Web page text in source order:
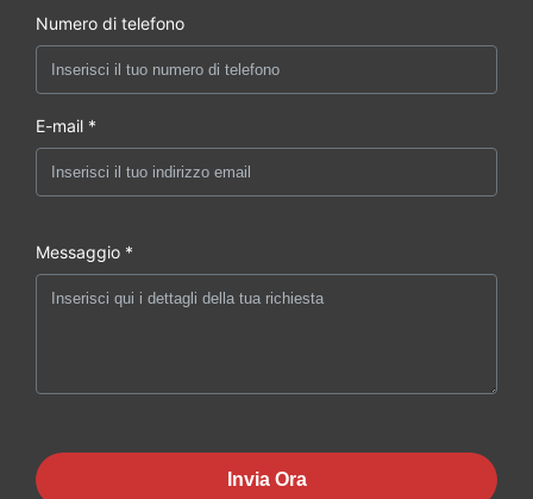
Numero di telefono
E-mail *
Messaggio *
Invia Ora